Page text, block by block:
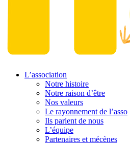
L’association
Notre histoire
Notre raison d’être
Nos valeurs
Le rayonnement de l’asso
Ils parlent de nous
L’équipe
Partenaires et mécènes